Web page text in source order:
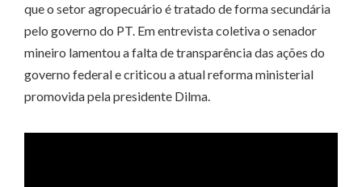
que o setor agropecuário é tratado de forma secundária
pelo governo do PT. Em entrevista coletiva o senador
mineiro lamentou a falta de transparência das ações do
governo federal e criticou a atual reforma ministerial
promovida pela presidente Dilma.